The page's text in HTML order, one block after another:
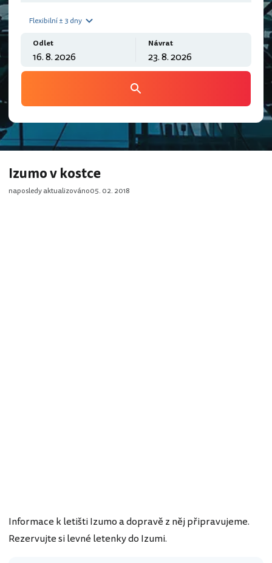
Flexibilní ± 3 dny
Odlet Návrat
Izumo v kostce
naposledy aktualizováno05. 02. 2018
Informace k letišti Izumo a dopravě z něj připravujeme.
Rezervujte si levné letenky do Izumi.